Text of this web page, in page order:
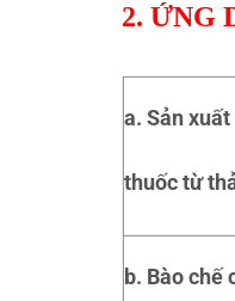
2. ỨNG
a. Sản
thuốc từ
b. Bào chế